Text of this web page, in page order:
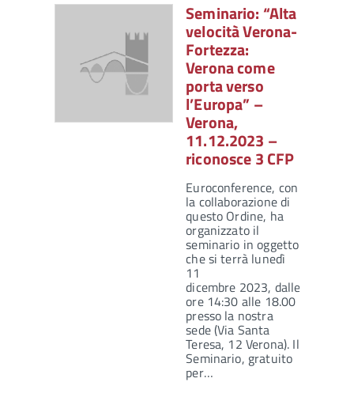
Seminario: “Alta
velocità Verona-
Fortezza:
Verona come
porta verso
l’Europa” –
Verona,
11.12.2023 –
riconosce 3 CFP
Euroconference, con
la collaborazione di
questo Ordine, ha
organizzato il
seminario in oggetto
che si terrà lunedì
11
dicembre 2023, dalle
ore 14:30 alle 18.00
presso la nostra
sede (Via Santa
Teresa, 12 Verona). Il
Seminario, gratuito
per…